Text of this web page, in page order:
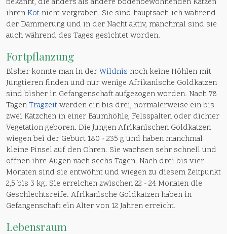
bekannt, die anders als andere bodenbewohnenden Katzen
ihren Kot nicht vergraben. Sie sind hauptsächlich während
der Dämmerung und in der Nacht aktiv, manchmal sind sie
auch während des Tages gesichtet worden.
Fortpflanzung
Bisher konnte man in derWildnis noch keine Höhlen mit
Jungtieren finden und nur wenige Afrikanische Goldkatzen
sind bisher in Gefangenschaft aufgezogen worden. Nach 78
TagenTragzeitwerden ein bis drei, normalerweise ein bis
zwei Kätzchen in einer Baumhöhle, Felsspalten oder dichter
Vegetation geboren. Die jungen Afrikanischen Goldkatzen
wiegen bei der Geburt 180 - 235 g und haben manchmal
kleine Pinsel auf den Ohren. Sie wachsen sehr schnell und
öffnen ihre Augen nach sechs Tagen. Nach drei bis vier
Monaten sind sie entwöhnt und wiegen zu diesem Zeitpunkt
2,5 bis 3 kg. Sie erreichen zwischen 22 - 24 Monaten die
Geschlechtsreife. Afrikanische Goldkatzen haben in
Gefangenschaft ein Alter von 12 Jahren erreicht.
Lebensraum